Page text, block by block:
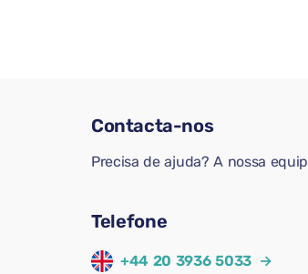
Contacta-nos
Precisa de ajuda? A nossa
Telefone
+44 20 3936 5033 →